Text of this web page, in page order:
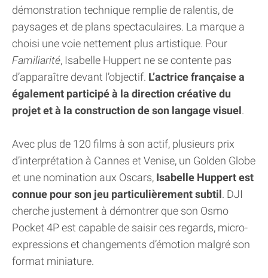
démonstration technique remplie de ralentis, de
paysages et de plans spectaculaires. La marque a
choisi une voie nettement plus artistique. Pour
Familiarité, Isabelle Huppert ne se contente pas
d’apparaître devant l’objectif. L’actrice française a
également participé à la direction créative du
projet et à la construction de son langage visuel.
Avec plus de 120 films à son actif, plusieurs prix
d’interprétation à Cannes et Venise, un Golden Globe
et une nomination aux Oscars, Isabelle Huppert est
connue pour son jeu particulièrement subtil. DJI
cherche justement à démontrer que son Osmo
Pocket 4P est capable de saisir ces regards, micro-
expressions et changements d’émotion malgré son
format miniature.